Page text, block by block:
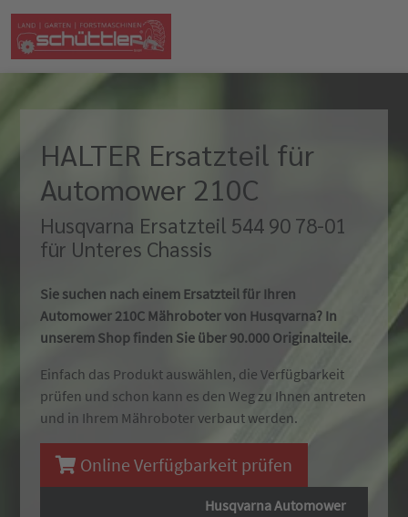
HALTER Ersatzteil für
Automower 210C
Husqvarna Ersatzteil 544 90 78-01
für Unteres Chassis
Sie suchen nach einem Ersatzteil für Ihren
Automower 210C Mähroboter von Husqvarna? In
unserem Shop finden Sie über 90.000 Originalteile.
Einfach das Produkt auswählen, die Verfügbarkeit
prüfen und schon kann es den Weg zu Ihnen antreten
und in Ihrem Mähroboter verbaut werden.
Online Verfügbarkeit prüfen
Husqvarna Automower